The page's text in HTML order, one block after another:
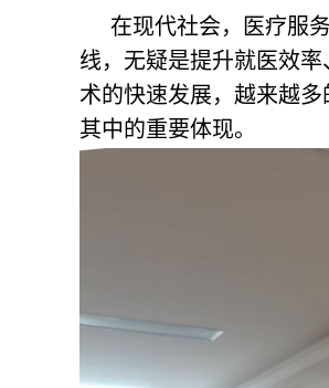
在现代社会，医疗服
线，无疑是提升就医效
术的快速发展，越来越
其中的重要体现。